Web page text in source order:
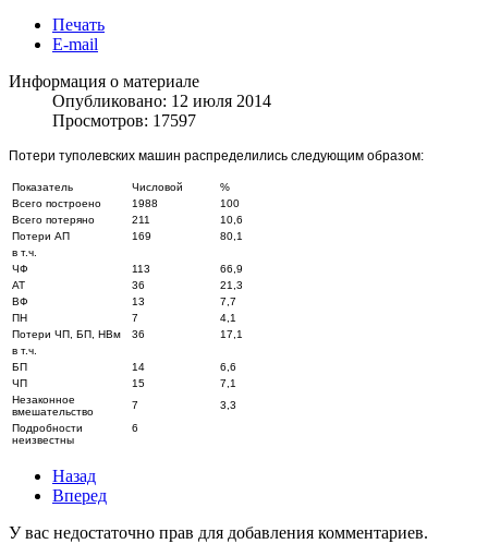
Печать
E-mail
Информация о материале
Опубликовано: 12 июля 2014
Просмотров: 17597
Потери туполевских машин распределились следующим образом:
Показатель Числовой
%
Всего построено
1988
100
Всего потеряно
211
10,6
Потери АП
169
80,1
в т.ч.
ЧФ
113
66,9
АТ
36
21,3
ВФ
13
7,7
ПН
7
4,1
Потери ЧП, БП, НВм
36
17,1
в т.ч.
БП
14
6,6
ЧП
15
7,1
Незаконное
вмешательство
7
3,3
Подробности
неизвестны
6
Назад
Вперед
У вас недостаточно прав для добавления комментариев.